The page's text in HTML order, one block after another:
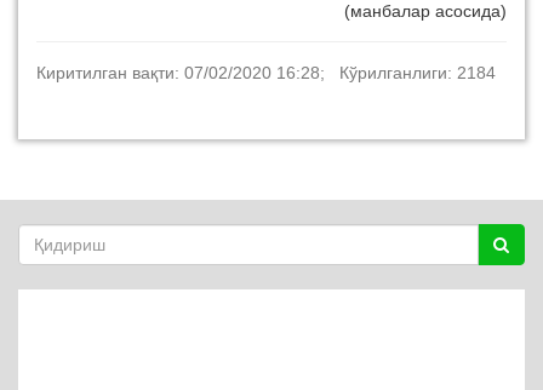
(манбалар асосида)
Киритилган вақти: 07/02/2020 16:28; Кўрилганлиги: 2184